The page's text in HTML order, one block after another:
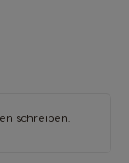
schreiben.